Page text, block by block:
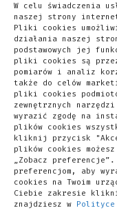
W celu świadczenia
naszej strony
Pliki cookies
działania naszej
podstawowych jej
pliki cookies są przez
pomiarów i analiz
także do celów
pliki cookies
zewnętrznych
wyrazić zgodę na
plików cookies
kliknij przycisk
plików cookies
„Zobacz
preferencjom, aby
cookies na Twoim
Ciebie zakresie
znajdziesz w Polityce
szczególnie
krótkie
spokojnymi
zmniejszają
Minimalny
się na
brody (praca
stabilizacji
udziału
kompensacji)